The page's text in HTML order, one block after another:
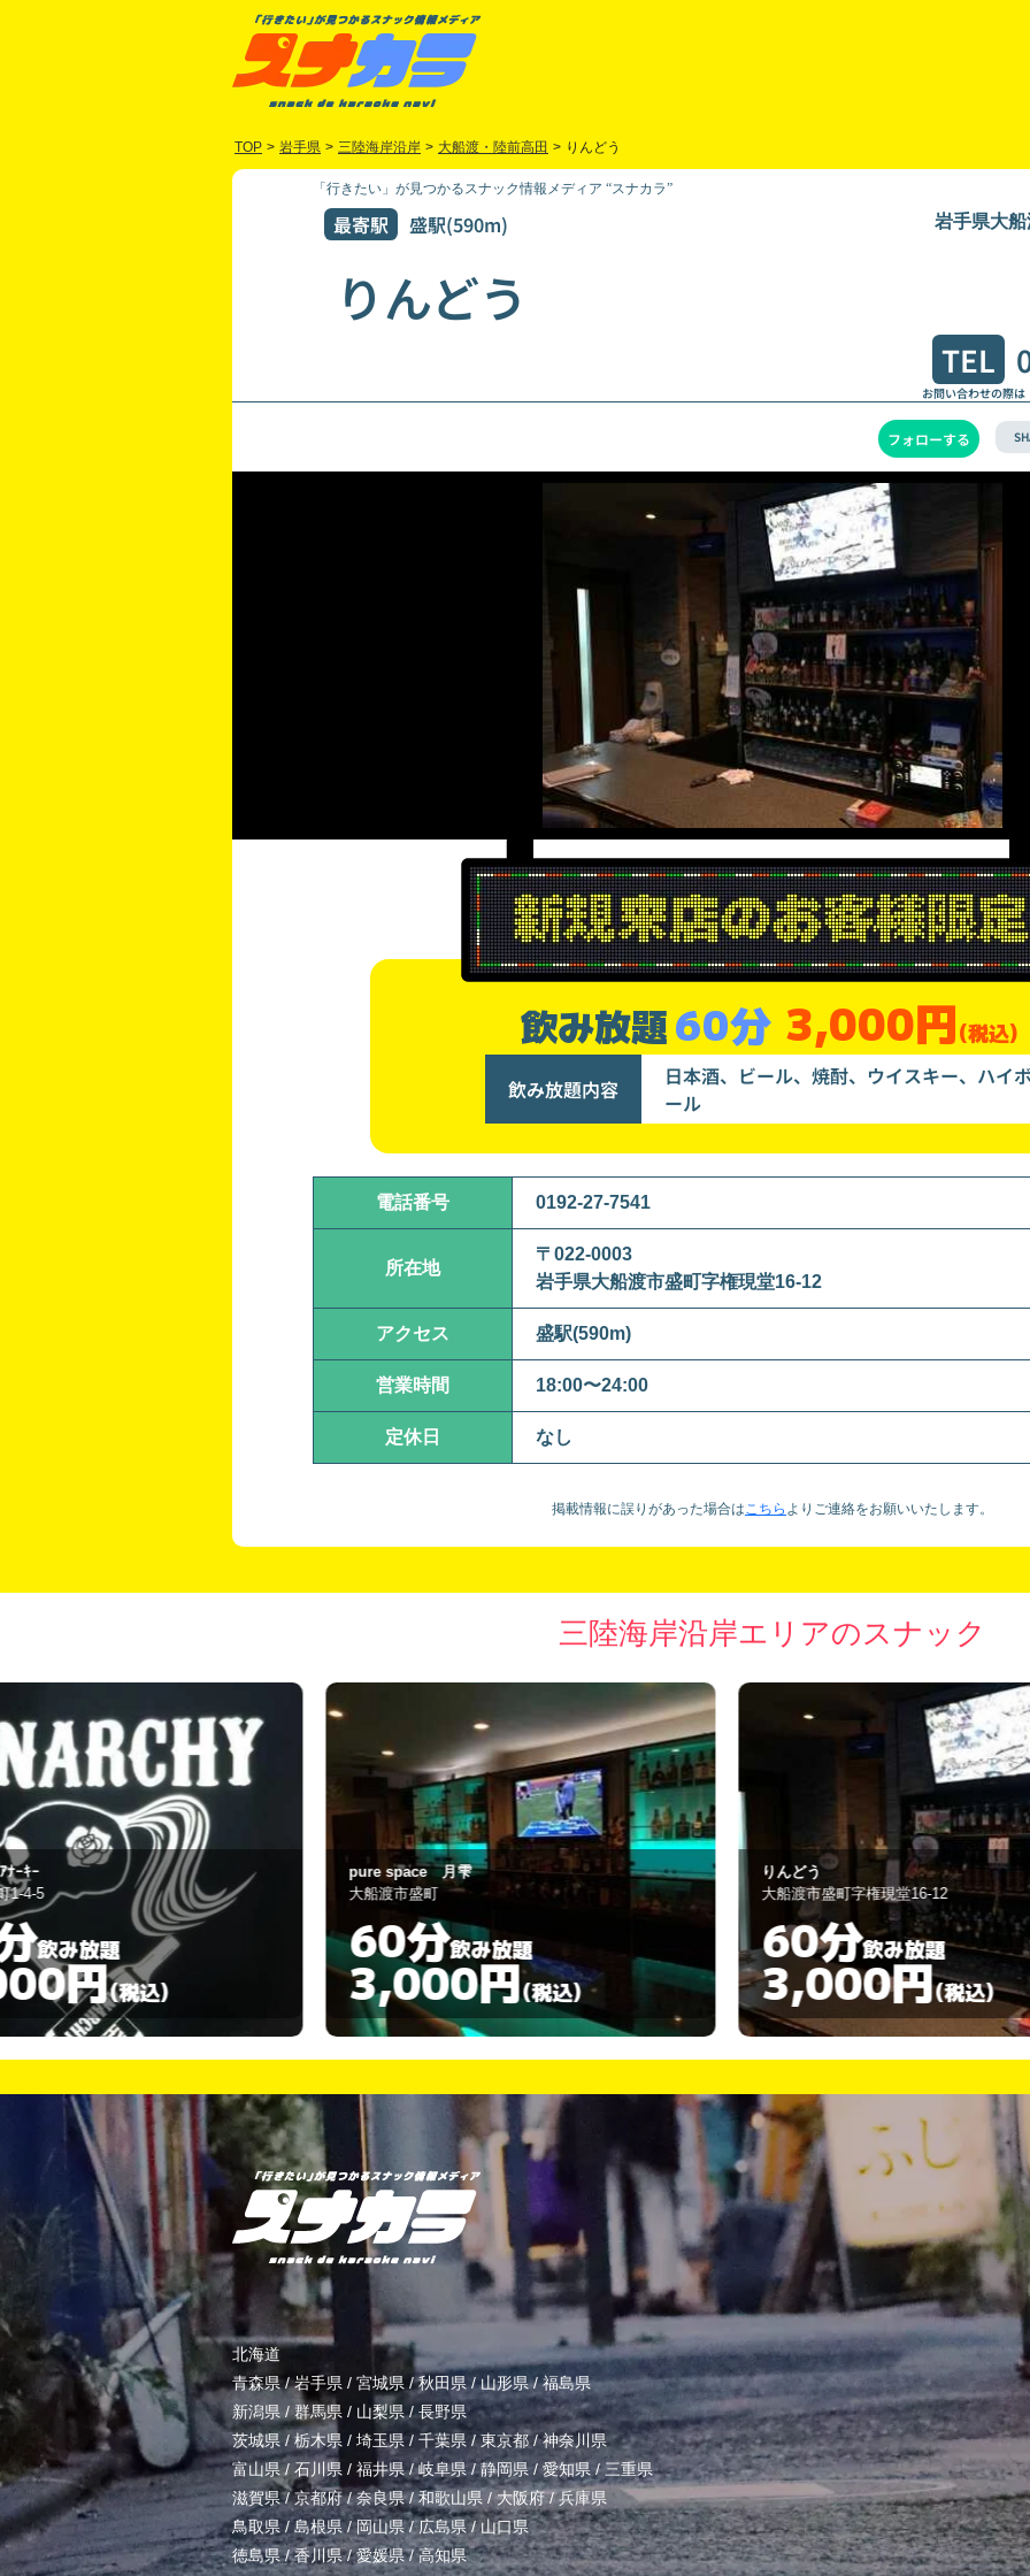
TOP > 岩手県 > 三陸海岸沿岸 > 大船渡・陸前高田 > りんどう
「行きたい」が見つかるスナック情報メディア “スナカラ”
最寄駅 盛駅(590m) 岩手県大
りんどう
TEL
お問い合わせの際
フォローする
飲み放題60分 3,000円(税込)
飲み放題内容
日本酒、ビール、焼酎、ウイスキー、ハイ
ール
電話番号 0192-27-7541
所在地
〒022-0003
岩手県大船渡市盛町字権現堂16-12
アクセス 盛駅(590m)
営業時間 18:00〜24:00
定休日 なし
掲載情報に誤りがあった場合はこちら より ご連絡をお願いいたします。
三陸海岸沿岸エリアのスナック
pure space 月雫
大船渡市盛町
60分 飲み放題
3,000円(税込)
りんどう
大船渡市盛町字権現堂16-12
60分 飲み放題
3,000円(税込)
北海道
青森県/岩手県 / 宮城県 /秋田県 /山形県/福島県
新潟県 / 群馬県 / 山梨県/長野県
茨城県 / 栃木県 / 埼玉県/ 千葉県 /東京都/神奈川県
富山県/ 石川県 / 福井県/岐阜県/静岡県/ 愛知県 / 三重県
滋賀県/京都府/奈良県/和歌山県 /大阪府/兵庫県
鳥取県/島根県/岡山県/広島県/山口県
徳島県/香川県/愛媛県/高知県